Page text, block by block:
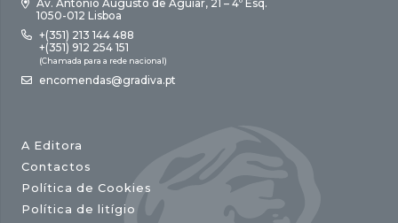
Av. António Augusto de Aguiar, 21 – 4º Esq.
1050-012 Lisboa
+(351) 213 144 488
+(351) 912 254 151
(Chamada para a rede nacional)
encomendas@gradiva.pt
A Editora
Contactos
Política de Cookies
Política de litígio